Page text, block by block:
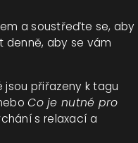
a soustřeďte se, aby
denně, aby se vám
přiřazeny k tagu
Co je nutné pro
s relaxací a